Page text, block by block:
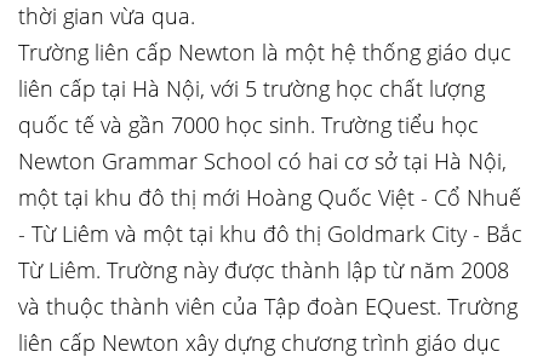
thời gian vừa qua.
Trường liên cấp Newton là một hệ thống giáo dục
liên cấp tại Hà Nội, với 5 trường học chất lượng
quốc tế và gần 7000 học sinh. Trường tiểu học
Newton Grammar School có hai cơ sở tại Hà Nội,
một tại khu đô thị mới Hoàng Quốc Việt - Cổ Nhuế
- Từ Liêm và một tại khu đô thị Goldmark City - Bắc
Từ Liêm. Trường này được thành lập từ năm 2008
và thuộc thành viên của Tập đoàn EQuest. Trường
liên cấp Newton xây dựng chương trình giáo dục